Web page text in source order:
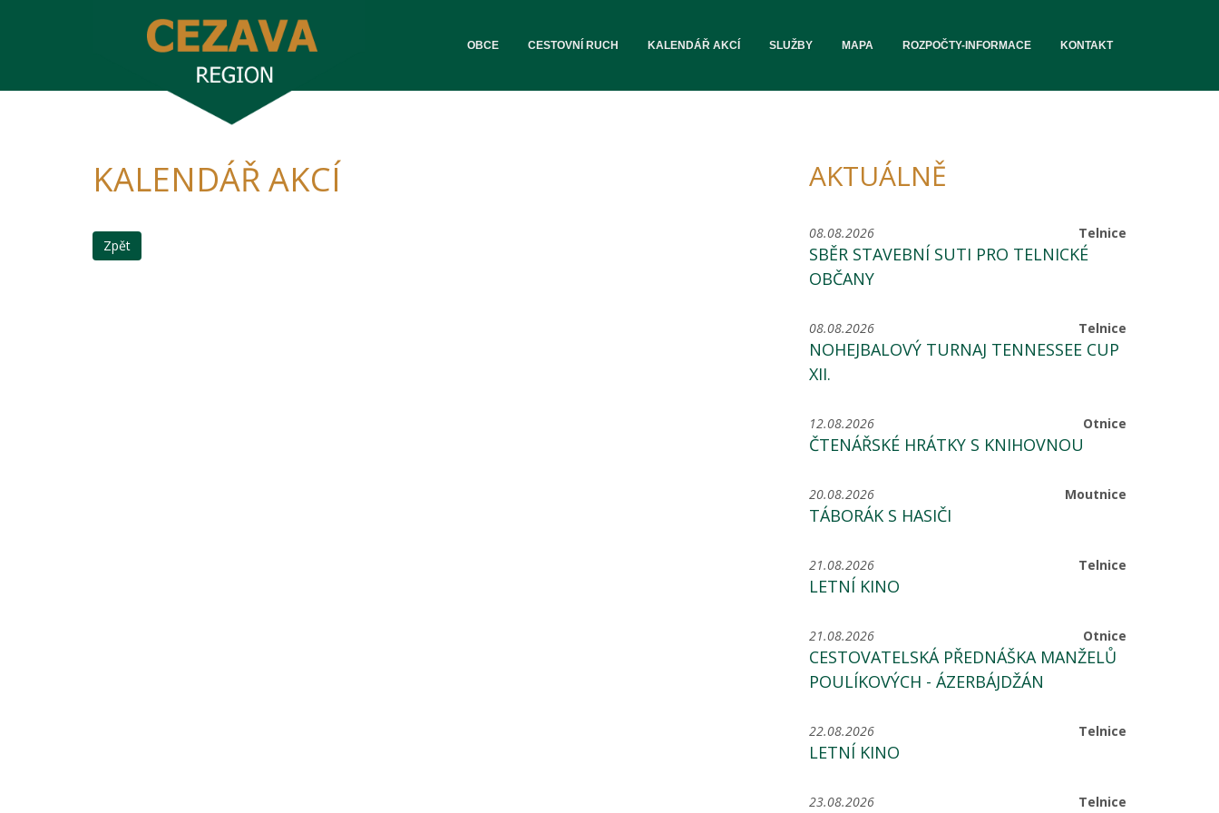
OBCE CESTOVNÍ RUCH KALENDÁŘ AKCÍ SLUŽBY MAPA ROZPOČTY-INFORMACE KONTAKT
KALENDÁŘ AKCÍ
Zpět
AKTUÁLNĚ
Telnice
08.08.2026
SBĚR STAVEBNÍ SUTI PRO TELNICKÉ
OBČANY
Telnice
08.08.2026
NOHEJBALOVÝ TURNAJ TENNESSEE CUP
XII.
Otnice
12.08.2026
ČTENÁŘSKÉ HRÁTKY S KNIHOVNOU
Moutnice
20.08.2026
TÁBORÁK S HASIČI
Telnice
21.08.2026
LETNÍ KINO
Otnice
21.08.2026
CESTOVATELSKÁ PŘEDNÁŠKA MANŽELŮ
POULÍKOVÝCH - ÁZERBÁJDŽÁN
Telnice
22.08.2026
LETNÍ KINO
Telnice
23.08.2026